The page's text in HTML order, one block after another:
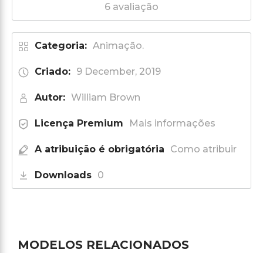
6 avaliação
Categoria: Animação.
Criado: 9 December, 2019
Autor: William Brown
Licença Premium Mais informações
A atribuição é obrigatória Como atribuir
Downloads 0
MODELOS RELACIONADOS